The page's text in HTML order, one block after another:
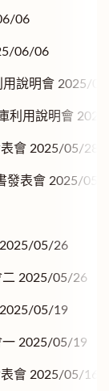
06/06
利用說明會
發表會 2025/05/
二 2025/05/26
一 2025/05/19